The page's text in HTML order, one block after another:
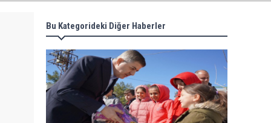
Bu Kategorideki Diğer Haberler